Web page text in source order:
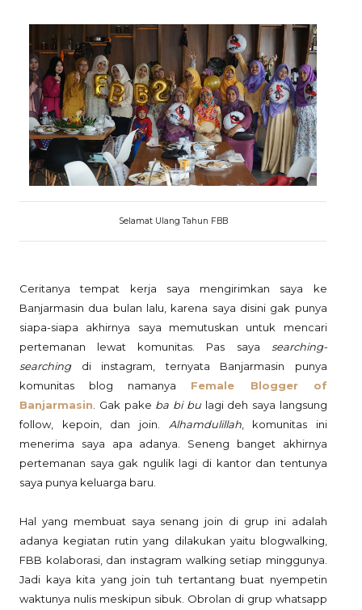
Selamat Ulang Tahun FBB
Ceritanya tempat kerja saya mengirimkan saya ke
Banjarmasin dua bulan lalu, karena saya disini gak punya
siapa-siapa akhirnya saya memutuskan untuk mencari
pertemanan lewat komunitas. Pas saya searching-
searchingdi instagram, ternyata Banjarmasin punya
komunitas blog namanya Female Blogger of
Banjarmasin . Gak pake ba bi bulagi deh saya langsung
follow, kepoin, dan join. Alhamdulillah, komunitas ini
menerima saya apa adanya. Seneng banget akhirnya
pertemanan saya gak ngulik lagi di kantor dan tentunya
saya punya keluarga baru.
Hal yang membuat saya senang join di grup ini adalah
adanya kegiatan rutin yang dilakukan yaitu blogwalking,
FBB kolaborasi, dan instagram walking setiap minggunya.
Jadi kaya kita yang join tuh tertantang buat nyempetin
waktunya nulis meskipun sibuk. Obrolan di grup whatsapp